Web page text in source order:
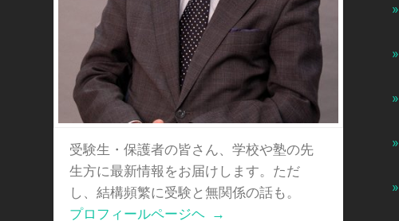
受験生・保護者の皆さん、学校や塾の先
生方に最新情報をお届けします。ただ
し、結構頻繁に受験と無関係の話も。
プロフィールページヘ →